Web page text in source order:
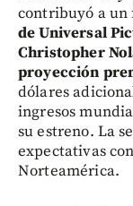
contribuyó a
de Universal
Christopher
proyección
dólares
ingresos
su estreno. La
expectativas
Norteamérica.